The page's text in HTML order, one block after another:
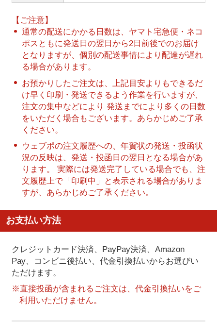
【ご注意】
通常の配送にかかる日数は、ヤマト宅急便・ネコ
ポスともに発送日の翌日から2日前後でのお届け
となりますが、個別の配送事情により配達が遅れ
る場合があります。
お預かりしたご注文は、上記目安よりもできるだ
け早く印刷・発送できるよう作業を行いますが、
注文の集中などにより 発送までにより多くの日数
をいただく場合もございます。あらかじめご了承
ください。
ウェブポの注文履歴への、年賀状の発送・投函状
況の反映は、発送・投函日の翌日となる場合があ
ります。 実際には発送完了している場合でも、注
文履歴上で「印刷中」と表示される場合がありま
すが、あらかじめご了承ください。
お支払い方法
クレジットカード決済、PayPay決済、Amazon
Pay、コンビニ後払い、代金引換払いからお選びい
ただけます。
※直接投函が含まれるご注文は、代金引換払いをご
利用いただけません。